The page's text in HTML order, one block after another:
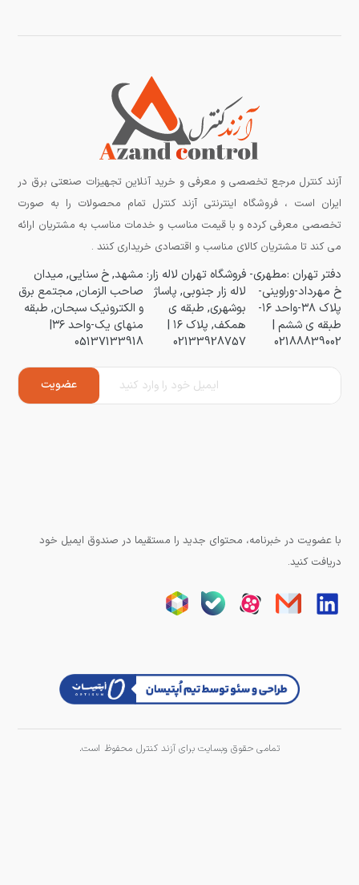
آزند کنترل مرجع تخصصی و معرفی و خرید آنلاین تجهیزات صنعتی برق در
ایران است ، فروشگاه اینترنتی آزند کنترل تمام محصولات را به صورت
تخصصی معرفی کرده و با قیمت مناسب و خدمات مناسب به مشتریان ارائه
می کند تا مشتریان کالای مناسب و اقتصادی خریداری کنند .
دفتر تهران :مطهری-
خ مهرداد-وراوینی-
پلاک ۳۸-واحد ۱۶-
طبقه ی ششم |
02188839002
فروشگاه تهران لاله زار:
لاله زار جنوبی, پاساژ
بوشهری, طبقه ی
همکف, پلاک ۱۶ |
02133928757
مشهد, خ سنایی, میدان
صاحب الزمان, مجتمع برق
و الکترونیک سبحان, طبقه
منهای یک-واحد ۳۶|
05137133918
با عضویت در خبرنامه، محتوای جدید را مستقیما در صندوق ایمیل خود
دریافت کنید.
تمامی حقوق وبسایت برای آزند کنترل محفوظ است.